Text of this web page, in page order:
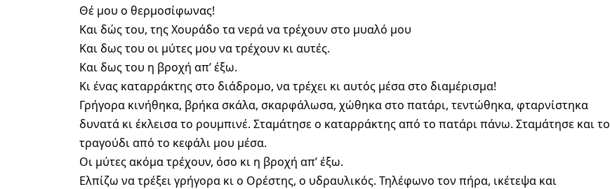
Θέ μου ο θερμοσίφωνας!
Και δώς του, της Χουράδο τα νερά να τρέχουν στο μυαλό μου
Και δως του οι μύτες μου να τρέχουν κι αυτές.
Και δως του η βροχή απ’ έξω.
Κι ένας καταρράκτης στο διάδρομο, να τρέχει κι αυτός μέσα στο διαμέρισμα!
Γρήγορα κινήθηκα, βρήκα σκάλα, σκαρφάλωσα, χώθηκα στο πατάρι, τεντώθηκα, φταρνίστηκα
δυνατά κι έκλεισα το ρουμπινέ. Σταμάτησε ο καταρράκτης από το πατάρι πάνω. Σταμάτησε και το
τραγούδι από το κεφάλι μου μέσα.
Οι μύτες ακόμα τρέχουν, όσο κι η βροχή απ’ έξω.
Ελπίζω να τρέξει γρήγορα κι ο Ορέστης, ο υδραυλικός. Τηλέφωνο τον πήρα, ικέτεψα και